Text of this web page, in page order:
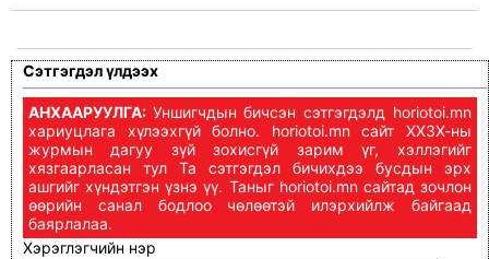
Сэтгэгдэл үлдээх
АНХААРУУЛГА: Уншигчдын бичсэн сэтгэгдэлд horiotoi.mn
хариуцлага хүлээхгүй болно. horiotoi.mn сайт ХХЗХ-ны
журмын дагуу зүй зохисгүй зарим үг, хэллэгийг
хязгаарласан тул Та сэтгэгдэл бичихдээ бусдын эрх
ашгийг хүндэтгэн үзнэ үү. Таныг horiotoi.mn сайтад зочлон
өөрийн санал бодлоо чөлөөтэй илэрхийлж байгаад
баярлалаа.
Хэрэглэгчийн нэр